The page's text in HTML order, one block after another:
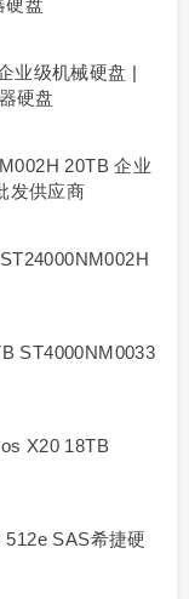
业级机械硬盘 |
硬盘
20TB 企业
发供应商
ST4000NM0033
X20 18TB
SAS希捷硬